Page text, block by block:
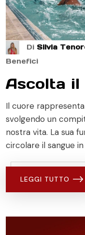
Di Silvia
Benefici
Ascolta il
Il cuore
svolgendo un
nostra vita. La sua
circolare il sangue
LEGGI TUTTO